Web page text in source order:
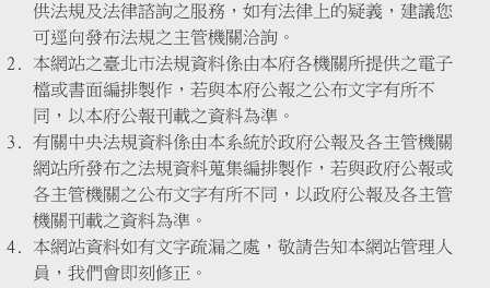
供法規及法律諮詢之服務，如有法律上的疑義，建議您
可逕向發布法規之主管機關洽詢。
本網站之臺北市法規資料係由本府各機關所提供之電子
檔或書面編排製作，若與本府公報之公布文字有所不
同，以本府公報刊載之資料為準。
有關中央法規資料係由本系統於政府公報及各主管機關
網站所發布之法規資料蒐集編排製作，若與政府公報或
各主管機關之公布文字有所不同，以政府公報及各主管
機關刊載之資料為準。
本網站資料如有文字疏漏之處，敬請告知本網站管理人
員，我們會即刻修正。